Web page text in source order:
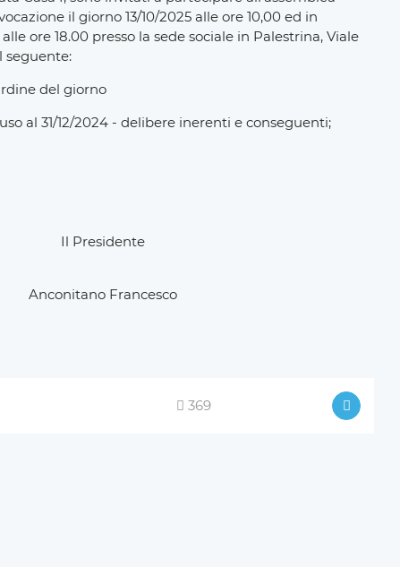
il giorno 13/10/2025 alle ore 10,00 ed in
ore 18.00 presso la sede sociale in Palestrina, Viale
seguente:
del giorno
al 31/12/2024 - delibere inerenti e conseguenti;
369